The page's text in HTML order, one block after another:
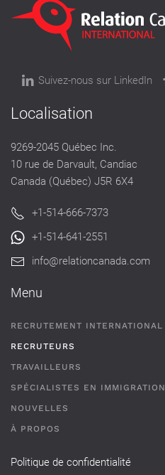
Suivez-nous sur LinkedIn
Localisation
9269-2045 Québec Inc.
10 rue de Darvault, Candiac
Canada (Québec) J5R 6X4
+1-514-666-7373
+1-514-641-2551
info@relationcanada.com
Menu
RECRUTEMENT INTERNATIONAL
RECRUTEURS
TRAVAILLEURS
SPÉCIALISTES EN IMMIGRATION
NOUVELLES
À PROPOS
Politique de confidentialité